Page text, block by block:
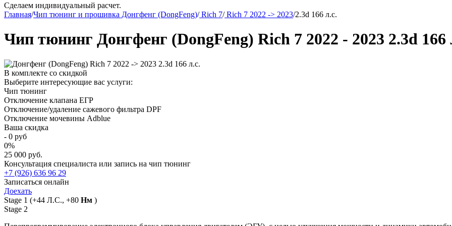
Сделаем индивидуальный расчет.
Главная/Чип тюнинг и прошивка Донгфенг (DongFeng)/Rich 7/Rich 7 2022 -> 2023/2.3d 166 л.с.
Чип тюнинг Донгфенг (DongFeng) Rich 7 2022 - 2023 2.3d 166
В комплекте со скидкой
Выберите интересующие вас услуги:
Чип тюнинг
Отключение клапана ЕГР
Отключение/удаление сажевого фильтра DPF
Отключение мочевины Adblue
Ваша скидка
- 0 руб
0%
25 000 руб.
Консультация специалиста или запись на чип тюнинг
+7 (926) 636 96 29
Записаться онлайн
Доехать
Stage 1 (+44 Л.С., +80 Нм )
Stage 2